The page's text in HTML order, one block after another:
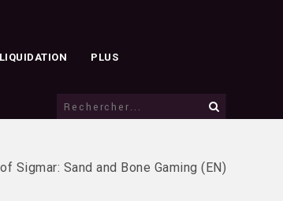
LIQUIDATION PLUS
Sigmar: Sand and Bone Gaming (EN)